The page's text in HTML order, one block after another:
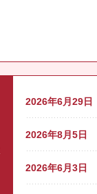
2026年6月29日
2026年8月5日
2026年6月3日